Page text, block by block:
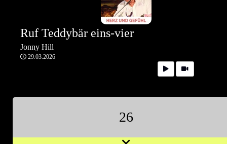
Ruf Teddybär eins-vier
Jonny Hill
29.03.2026
26